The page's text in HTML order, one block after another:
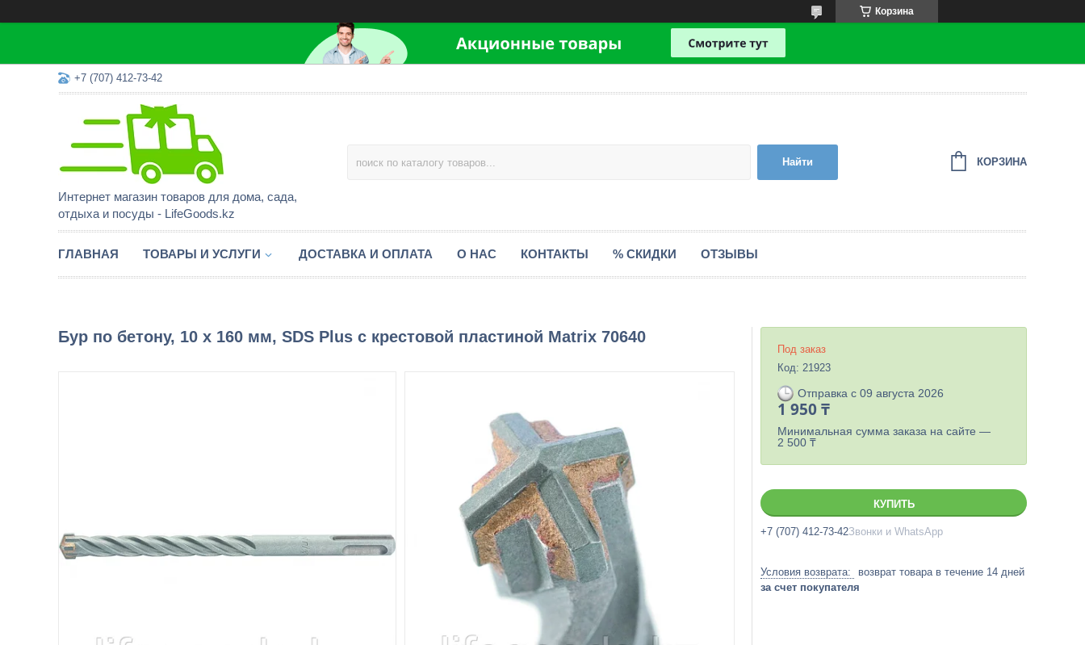
Корзина
+7 (707) 412-73-42
Интернет магазин товаров для дома, сада,
отдыха и посуды - LifeGoods.kz
Найти КОРЗИНА
ГЛАВНАЯ ТОВАРЫ И УСЛУГИ ДОСТАВКА И ОПЛАТА О НАС КОНТАКТЫ % СКИДКИ ОТЗЫВЫ
Бур по бетону, 10 x 160 мм, SDS Plus c крестовой пластиной Matrix 70640
Под заказ
Код: 21923
Отправка с 09 августа 2026
1 950 ₸
Минимальная сумма заказа на сайте —
2 500 ₸
КУПИТЬ
+7 (707) 412-73-42Звонки и WhatsApp
возврат товара в течение 14 дней
за счет покупателя